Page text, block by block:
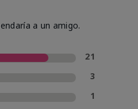
a un amigo.
21
3
1